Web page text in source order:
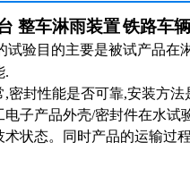
整车淋雨装置铁路车
试验目的主要是被试产品在
.
密封性能是否可靠,安装方法
子产品外壳/密封件在水试
状态。同时产品的运输过